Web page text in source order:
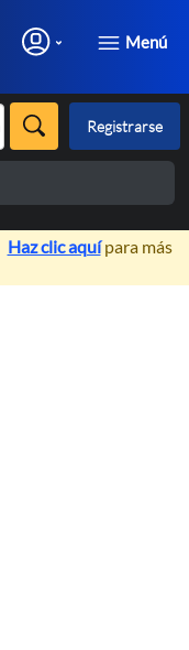
Menú
Registrarse
×
Haz clic aquípara más